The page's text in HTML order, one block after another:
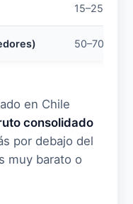
15–25%
50–70%
en Chile
consolidado
por debajo del
muy barato o